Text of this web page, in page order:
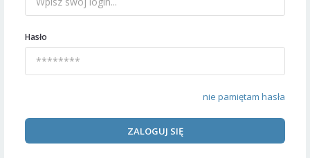
Hasło
nie pamiętam hasła
ZALOGUJ SIĘ